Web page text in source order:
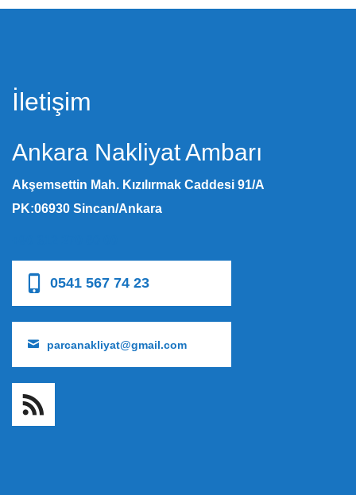
İletişim
Ankara Nakliyat Ambarı
Akşemsettin Mah. Kızılırmak Caddesi 91/A
PK:06930 Sincan/Ankara
0541 567 74 23
parcanakliyat@gmail.com